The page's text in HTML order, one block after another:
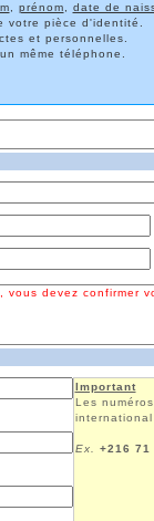
prénom date de
votre pièce d'identité.
et personnelles.
même téléphone.
devez confirmer
Important
Les
international
Ex. +216 71